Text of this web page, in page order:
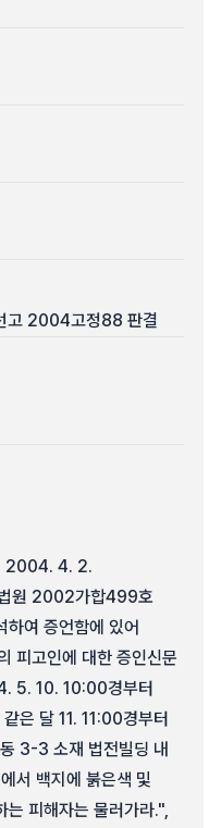
고 2004고정88 판결
, 2004. 4. 2.
원 2002가합499호
하여 증언함에 있어
피고인에 대한 증인신문
5. 10. 10:00경부터
은 달 11. 11:00경부터
3-3 소재 법전빌딩 내
서 백지에 붉은색 및
는 피해자는 물러가라.",